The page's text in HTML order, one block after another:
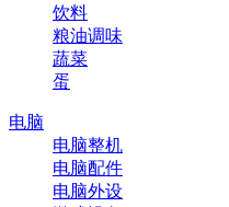
饮料
粮油调味
蔬菜
蛋
电脑
电脑整机
电脑配件
电脑外设